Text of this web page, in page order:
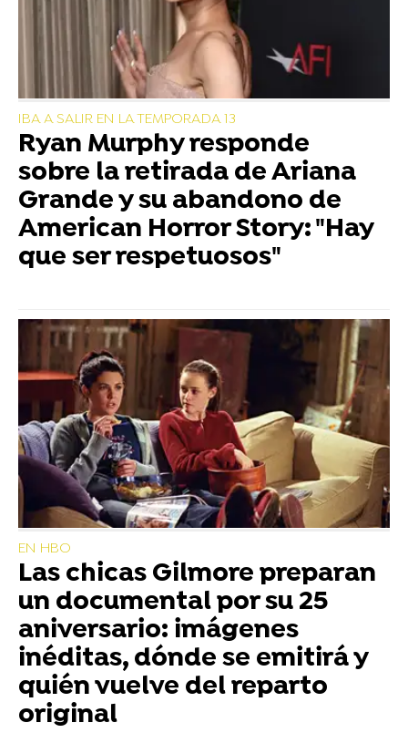
IBA A SALIR EN LA TEMPORADA 13
Ryan Murphy responde
sobre la retirada de Ariana
Grande y su abandono de
American Horror Story: "Hay
que ser respetuosos"
EN HBO
Las chicas Gilmore preparan
un documental por su 25
aniversario: imágenes
inéditas, dónde se emitirá y
quién vuelve del reparto
original